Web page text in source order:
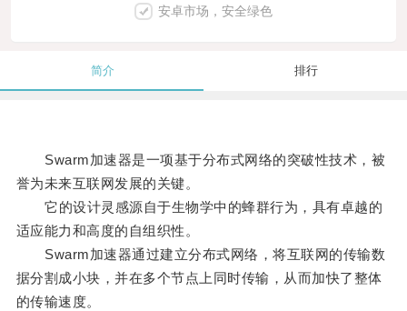
安卓市场，安全绿色
简介 排行
Swarm加速器是一项基于分布式网络的突破性技术，被
誉为未来互联网发展的关键。
它的设计灵感源自于生物学中的蜂群行为，具有卓越的
适应能力和高度的自组织性。
Swarm加速器通过建立分布式网络，将互联网的传输数
据分割成小块，并在多个节点上同时传输，从而加快了整体
的传输速度。